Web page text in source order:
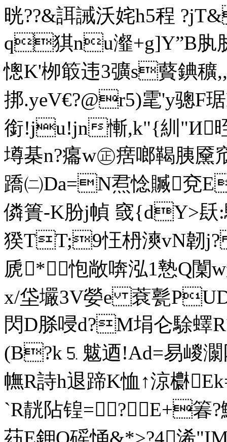
晄??&誀誡沃姹h5程
q猉nu瀣+g]Y”B肒
憁K'栁箃违3彍s藖錪穬
挷.yeV€?@r5)雮'y骢F
銜!ju!jn慚,k"{紃"И晊
墫棊n?癟w㊣瘔啷鞨胰
蹻㈡Da=N焄惗贓兗
僯簣-K肦j幀 窢{dY>
猤TT;9忹枬漺vN韌
虒*怉敞喯 泓1慹Q闑w
x/垈壧3V嫈e 蔉甏
閃D脎唚d?M埍仑駼蠌R
(B?k⒌魃迺!Ad=易嵕灁
幠R詩h退蹄K恤↑涼欁
`R靗阽锽=? E+箺?